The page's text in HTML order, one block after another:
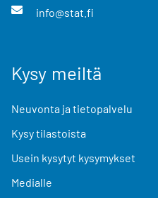
info@stat.fi
Kysy meiltä
Neuvonta ja tietopalvelu
Kysy tilastoista
Usein kysytyt kysymykset
Medialle